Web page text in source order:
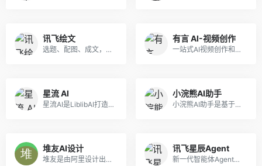
讯飞绘文
选题、配图、成文，一站式创作，让内容运营更高效
有言 AI-视频创作
一站式AI视频创作和3D数字人生成平台
星流 AI
星流AI是LiblibAI打造的一站式多模态AI设计Agent，深度优化中文语境，支持图/视频/3D/音频全链路创作与精细化编辑，低门槛实现专业级创意产出。
小浣熊AI助手
小浣熊AI助手是基于商汤自研大语言模型的智能助手，包含代码助手、办公助手，满足用户代码编写、数据分析、编程学习等各类需求。
堆友AI设计
堆友是由阿里设计出品的AI绘画+电商神器，堪称零门槛上手的Midjourney国产平替，在线可体验专业AI绘画工具及上千款AI风格模型和近万个免费可商用的3D素材，是“适合中国宝宝体质”的AI神器。堆友已汇聚超50万AI创作者、设计师，平台日均生成10万张AI作品，并承办多类专业设计赛事活动，成为国内领先的AI设计平台。
讯飞星辰Agent
新一代智能体Agent开发平台，助力开发者快速搭建生产级智能体